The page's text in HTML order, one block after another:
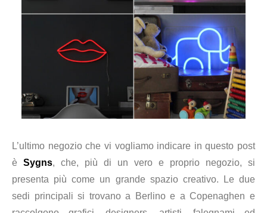
L’ultimo negozio che vi vogliamo indicare in questo post
è Sygns, che, più di un vero e proprio negozio, si
presenta più come un grande spazio creativo. Le due
sedi principali si trovano a Berlino e a Copenaghen e